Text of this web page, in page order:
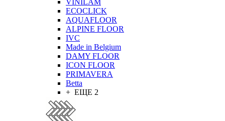
VINILAM
ECOCLICK
AQUAFLOOR
ALPINE FLOOR
IVC
Made in Belgium
DAMY FLOOR
ICON FLOOR
PRIMAVERA
Betta
+ ЕЩЕ 2